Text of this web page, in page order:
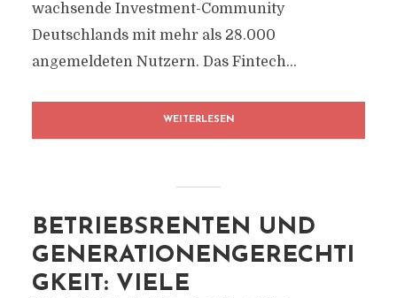
wachsende Investment-Community
Deutschlands mit mehr als 28.000
angemeldeten Nutzern. Das Fintech...
WEITERLESEN
BETRIEBSRENTEN UND
GENERATIONENGERECHTI
GKEIT: VIELE